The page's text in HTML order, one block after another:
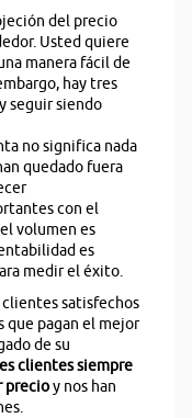
del precio
Usted quiere
manera fácil de
hay tres
seguir siendo
no significa nada
quedado fuera
con el
volumen es
es
medir el éxito.
clientes satisfechos
que pagan el mejor
de su
clientes siempre
precioy nos han